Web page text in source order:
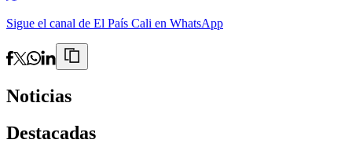
Sigue el canal de El País Cali en WhatsApp
Noticias
Destacadas